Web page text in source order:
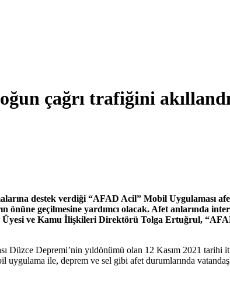
çağrı trafiğini
destek verdiği “AFAD Acil” Mobil Uygulaması
geçilmesine yardımcı olacak. Afet anlarında
ve Kamu İlişkileri Direktörü Tolga Ertuğrul,
Depremi’nin yıldönümü olan 12 Kasım 2021 tarihi
uygulama ile, deprem ve sel gibi afet durumlarında